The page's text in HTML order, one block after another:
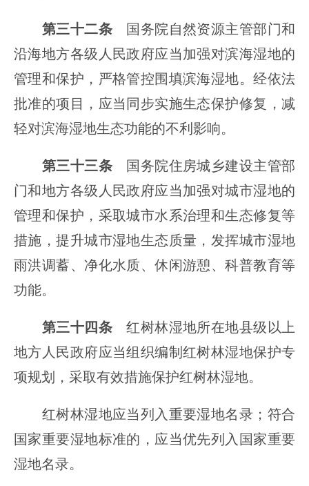
第三十二条国务院自然资源主管部门和
沿海地方各级人民政府应当加强对滨海湿地的
管理和保护，严格管控围填滨海湿地。经依法
批准的项目，应当同步实施生态保护修复，减
轻对滨海湿地生态功能的不利影响。
第三十三条国务院住房城乡建设主管部
门和地方各级人民政府应当加强对城市湿地的
管理和保护，采取城市水系治理和生态修复等
措施，提升城市湿地生态质量，发挥城市湿地
雨洪调蓄、净化水质、休闲游憩、科普教育等
功能。
第三十四条红树林湿地所在地县级以上
地方人民政府应当组织编制红树林湿地保护专
项规划，采取有效措施保护红树林湿地。
红树林湿地应当列入重要湿地名录；符合
国家重要湿地标准的，应当优先列入国家重要
湿地名录。